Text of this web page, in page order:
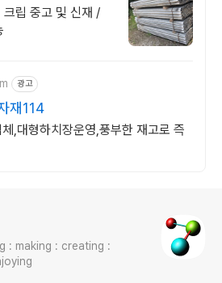
크립 중고 및 신재 /
광고
재114
,대형하치장운영,풍부한 재고로 즉